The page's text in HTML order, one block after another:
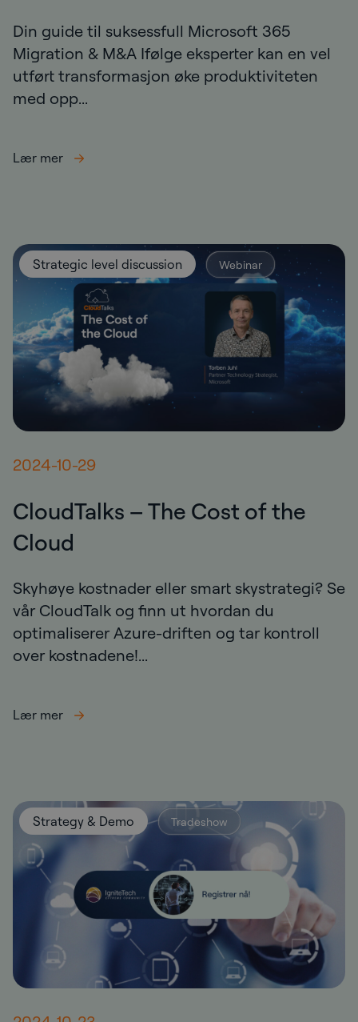
Din guide til suksessfull Microsoft 365
Migration & M&A Ifølge eksperter kan en vel
utført transformasjon øke produktiviteten
med opp...
Lær mer
Strategic level discussion Webinar
2024-10-29
CloudTalks – The Cost of the
Cloud
Skyhøye kostnader eller smart skystrategi? Se
vår CloudTalk og finn ut hvordan du
optimaliserer Azure-driften og tar kontroll
over kostnadene!...
Lær mer
Strategy & Demo Tradeshow